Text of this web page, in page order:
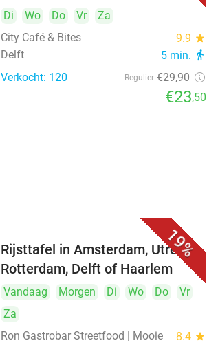
Di Wo Do Vr
Za
City Café & Bites
9.9 star
Delft 5 min. directions_walk
Verkocht: 120 Regulier €29,90
€23,50
19%
Rijsttafel in Amsterdam, Utrecht,
Rotterdam, Delft of Haarlem
Vandaag Morgen Di Wo Do
Vr
Za
Ron Gastrobar Streetfood | Mooie
8.4 star